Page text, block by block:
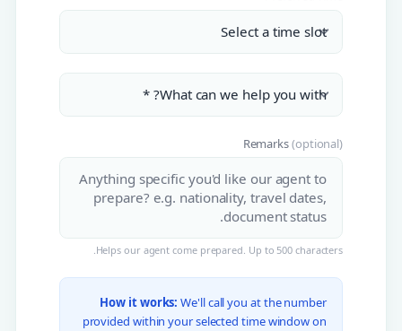
Remarks(optional)
Helps our agent come prepared. Up to 500 characters.
How it works: We'll call you at the number
provided within your selected time window on